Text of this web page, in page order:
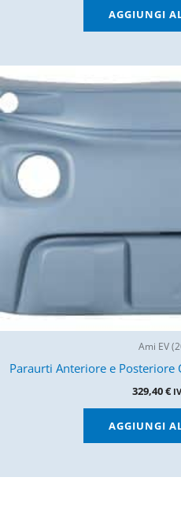
AGGIUNGI
Ami EV
Paraurti Anteriore e Posteriore
329,40€
AGGIUNGI